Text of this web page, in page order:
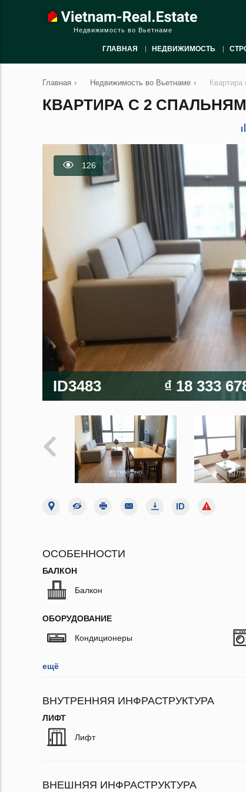
Недвижимость во Вьетнаме
ГЛАВНАЯ НЕДВИЖИМОСТЬ
Главная › Недвижимость во Вьетнаме ›
КВАРТИРА С 2
126
ID3483 ₫ 18 333
ОСОБЕННОСТИ
БАЛКОН
Балкон
ОБОРУДОВАНИЕ
Кондиционеры
ещё
ВНУТРЕННЯЯ ИНФРАСТРУКТУРА
ЛИФТ
Лифт
ВНЕШНЯЯ ИНФРАСТРУКТУРА